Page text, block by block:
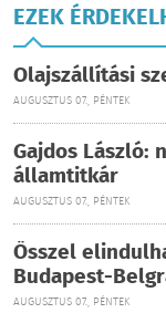
EZEK
Olajszállítási
AUGUSZTUS 07., PÉNTEK
Gajdos László:
államtitkár
AUGUSZTUS 07., PÉNTEK
Ősszel
Budapest-
AUGUSZTUS 07., PÉNTEK